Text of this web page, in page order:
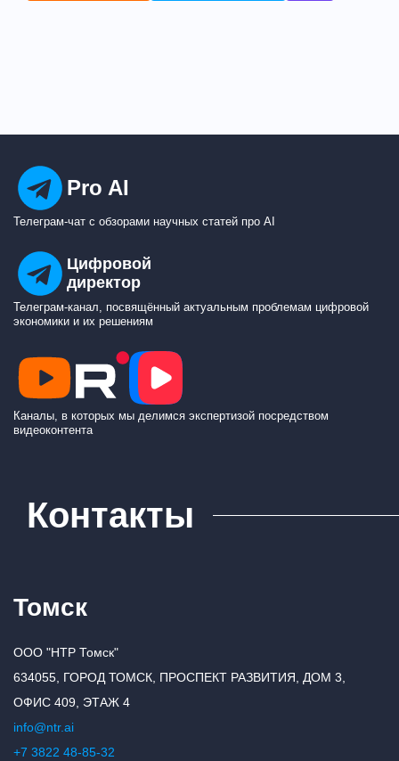
Pro AI
Телеграм-чат с обзорами научных статей про AI
Цифровой
директор
Телеграм-канал, посвящённый актуальным проблемам цифровой
экономики и их решениям
Каналы, в которых мы делимся экспертизой посредством
видеоконтента
Контакты
Томск
ООО "НТР Томск"
634055, ГОРОД ТОМСК, ПРОСПЕКТ РАЗВИТИЯ, ДОМ 3,
ОФИС 409, ЭТАЖ 4
info@ntr.ai
+7 3822 48-85-32